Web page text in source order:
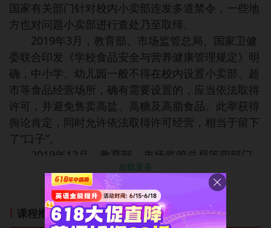
国家有关部门针对校内小卖部连发多道禁令，一些地
方也对问题小卖部进行查处乃至取缔。
2019年3月，教育部、市场监管总局、国家卫健
委联合印发《学校食品安全与营养健康管理规定》明
确，中小学、幼儿园一般不得在校内设置小卖部、超
市等食品经营场所，确有需要设置的，应当依法取得
许可，并避免售卖高盐、高糖及高脂食品。此举获得
舆论肯定，同时允许依法取得许可经营，相当于留下
了“口子”。
2019年12月，教育部、市场监管总局等四部门
联合印发《关于落实主体责任强化校园食品安全管理
的指导意见》，要求非寄宿制中小学、幼儿园原则上
不得在校内设置食品小卖部、超市，已经设置的，要
逐步退出。该文件再次强调校内禁设小卖部，并要求
加载更多
课程推荐